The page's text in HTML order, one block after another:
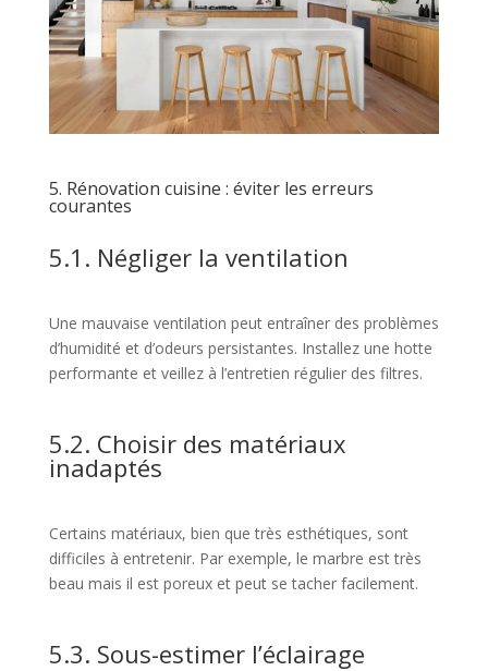
5. Rénovation cuisine : éviter les erreurs
courantes
5.1. Négliger la ventilation
Une mauvaise ventilation peut entraîner des problèmes
d’humidité et d’odeurs persistantes. Installez une hotte
performante et veillez à l’entretien régulier des filtres.
5.2. Choisir des matériaux
inadaptés
Certains matériaux, bien que très esthétiques, sont
difficiles à entretenir. Par exemple, le marbre est très
beau mais il est poreux et peut se tacher facilement.
5.3. Sous-estimer l’éclairage